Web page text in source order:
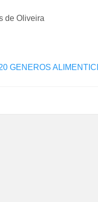
de Oliveira
GENEROS